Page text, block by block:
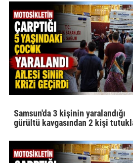
Samsun'da 3 kişinin yaralandığı
gürültü kavgasından 2 kişi